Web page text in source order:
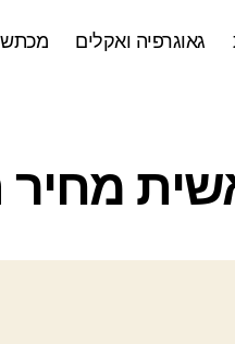
גאוגרפיה ואקלים מכתש
ט
ר